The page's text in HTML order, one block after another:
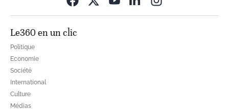
Le360 en un clic
Politique
Economie
Société
International
Culture
Médias